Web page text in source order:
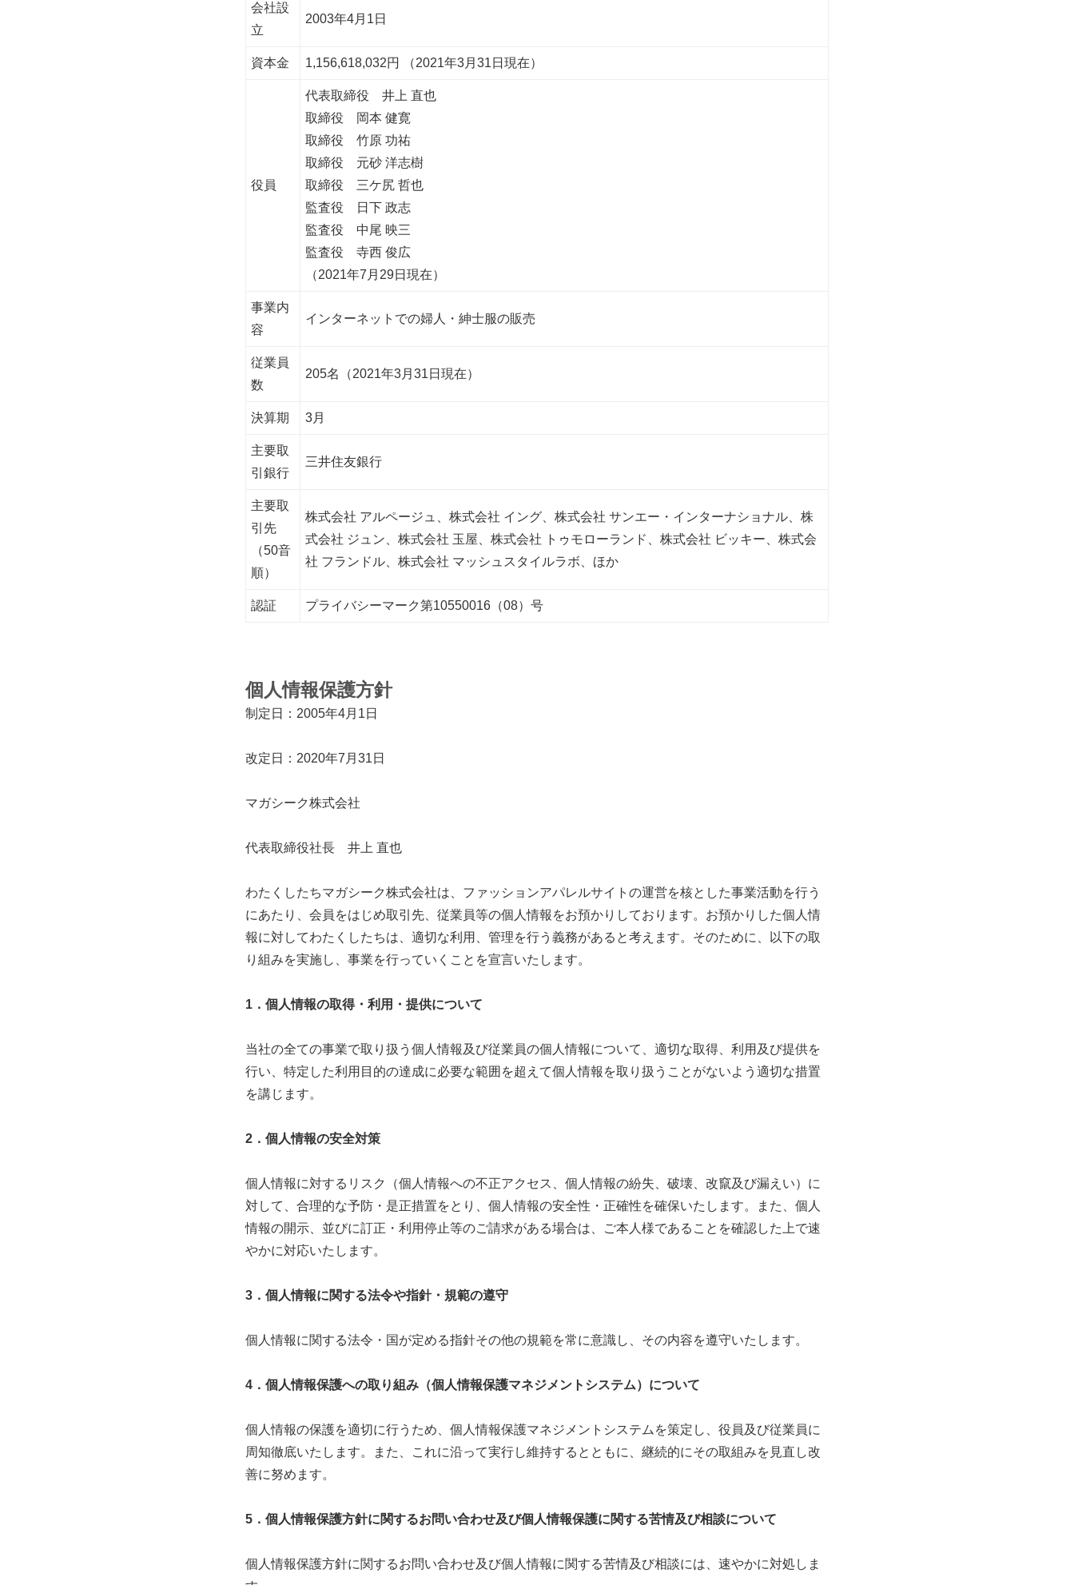
会社設
立
2003年4月1日
資本金 1,156,618,032円 （2021年3月31日現在）
役員
代表取締役 井上 直也
取締役 岡本 健寛
取締役 竹原 功祐
取締役 元砂 洋志樹
取締役 三ケ尻 哲也
監査役 日下 政志
監査役 中尾 映三
監査役 寺西 俊広
（2021年7月29日現在）
事業内
容
インターネットでの婦人・紳士服の販売
従業員
数
205名（2021年3月31日現在）
決算期 3月
主要取
引銀行
三井住友銀行
主要取
引先
（50音
順）
株式会社 アルページュ、株式会社 イング、株式会社 サンエー・インターナショナル、株
式会社 ジュン、株式会社 玉屋、株式会社 トゥモローランド、株式会社 ビッキー、株式会
社 フランドル、株式会社 マッシュスタイルラボ、ほか
認証 プライバシーマーク第10550016（08）号
個人情報保護方針
制定日：2005年4月1日
改定日：2020年7月31日
マガシーク株式会社
代表取締役社長 井上 直也
わたくしたちマガシーク株式会社は、ファッションアパレルサイトの運営を核とした事業活動を行う
にあたり、会員をはじめ取引先、従業員等の個人情報をお預かりしております。お預かりした個人情
報に対してわたくしたちは、適切な利用、管理を行う義務があると考えます。そのために、以下の取
り組みを実施し、事業を行っていくことを宣言いたします。
1 ．個人情報の取得・利用・提供について
当社の全ての事業で取り扱う個人情報及び従業員の個人情報について、適切な取得、利用及び提供を
行い、特定した利用目的の達成に必要な範囲を超えて個人情報を取り扱うことがないよう適切な措置
を講じます。
2 ．個人情報の安全対策
個人情報に対するリスク（個人情報への不正アクセス、個人情報の紛失、破壊、改竄及び漏えい）に
対して、合理的な予防・是正措置をとり、個人情報の安全性・正確性を確保いたします。また、個人
情報の開示、並びに訂正・利用停止等のご請求がある場合は、ご本人様であることを確認した上で速
やかに対応いたします。
3 ．個人情報に関する法令や指針・規範の遵守
個人情報に関する法令・国が定める指針その他の規範を常に意識し、その内容を遵守いたします。
4 ．個人情報保護への取り組み（個人情報保護マネジメントシステム）について
個人情報の保護を適切に行うため、個人情報保護マネジメントシステムを策定し、役員及び従業員に
周知徹底いたします。また、これに沿って実行し維持するとともに、継続的にその取組みを見直し改
善に努めます。
5 ．個人情報保護方針に関するお問い合わせ及び個人情報保護に関する苦情及び相談について
個人情報保護方針に関するお問い合わせ及び個人情報に関する苦情及び相談には、速やかに対処しま